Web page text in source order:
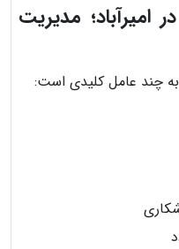
مدیریت
به چند عامل کلیدی است: